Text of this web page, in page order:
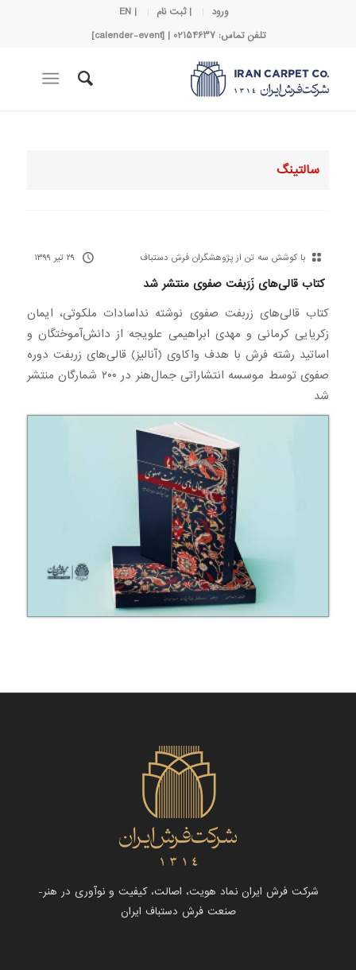
ورود | ثبت نام
| EN
تلفن تماس: 02154637 | [calender-event]
سالتینگ
با کوشش سه تن از پژوهشگران فرش دستباف ۲۹ تیر ۱۳۹۹
کتاب قالی‌های زَرَبفت صفوی منتشر شد
کتاب قالی‌های زربفت صفوی نوشته نداسادات ملکوتی، ایمان
زکریایی کرمانی و مهدی ابراهیمی علویجه از دانش‌آموختگان و
اساتید رشته فرش با هدف واکاوی (آنالیز) قالی‌های زربفت دوره
صفوی توسط موسسه انتشاراتی جمال‌هنر در ۲۰۰ شمارگان منتشر
شد
شرکت فرش ایران نماد هویت، اصالت، کیفیت و نوآوری در هنر-
صنعت فرش دستباف ایران